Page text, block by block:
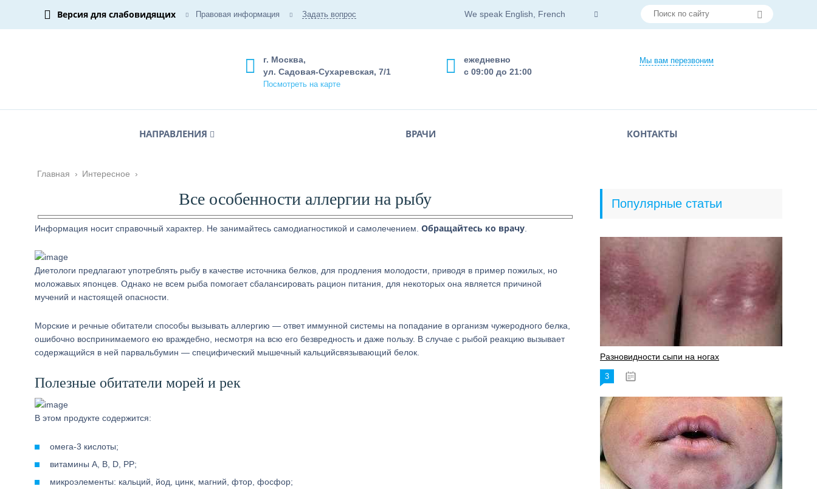
Версия для слабовидящих Правовая информация Задать вопрос We speak English, French
Мы вам перезвоним
ежедневно
с 09:00 до 21:00
г. Москва,
ул. Садовая-Сухаревская, 7/1
Посмотреть на карте
НАПРАВЛЕНИЯ ВРАЧИ КОНТАКТЫ
Главная › Интересное ›
Все особенности аллергии на рыбу
Информация носит справочный характер. Не занимайтесь самодиагностикой и самолечением. Обращайтесь ко врачу
Диетологи предлагают употреблять рыбу в качестве источника белков, для продления молодости, приводя в пример пожилых, но
моложавых японцев. Однако не всем рыба помогает сбалансировать рацион питания, для некоторых она является причиной
мучений и настоящей опасности.
Морские и речные обитатели способы вызывать аллергию — ответ иммунной системы на попадание в организм чужеродного белка,
ошибочно воспринимаемого ею враждебно, несмотря на всю его безвредность и даже пользу. В случае с рыбой реакцию вызывает
содержащийся в ней парвальбумин — специфический мышечный кальцийсвязывающий белок.
Полезные обитатели морей и рек
В этом продукте содержится:
омега-3 кислоты;
витамины А, В, D, PP;
микроэлементы: кальций, йод, цинк, магний, фтор, фосфор;
Популярные статьи
Разновидности сыпи на ногах
3